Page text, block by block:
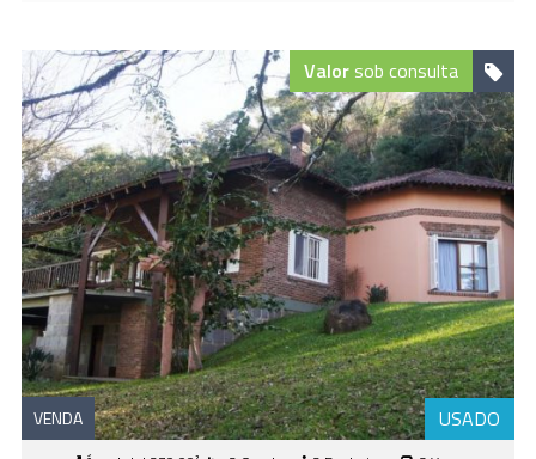
USADO
Valorsob consulta
VENDA